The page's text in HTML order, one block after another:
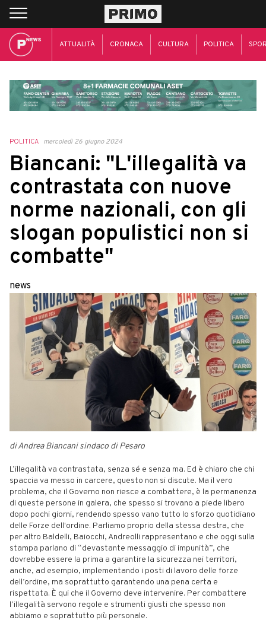
ATTUALITÀ CRONACA CULTURA POLITICA
POLITICA mercoledì 26 giugno 2024
Biancani: "L'illegalità va
contrastata con nuove
norme nazionali, con gli
slogan populistici non si
combatte"
news
di Andrea Biancani sindaco di Pesaro
L’illegalità va contrastata, senza sé e senza ma. Ed è chiaro che chi
spaccia va messo in carcere, questo non si discute. Ma il vero
problema, che il Governo non riesce a combattere, è la permanenza
di queste persone in galera, che spesso si trovano a piede libero
dopo pochi giorni, rendendo spesso vano tutto lo sforzo quotidiano
delle Forze dell'ordine. Parliamo proprio della stessa destra, che
per altro Baldelli, Baiocchi, Andreolli rappresentano e che oggi sulla
stampa parlano di “devastante messaggio di impunità”, che
dovrebbe essere la prima a garantire la sicurezza nei territori,
anche, ad esempio, implementando i posti di lavoro delle forze
dell’ordine, ma soprattutto garantendo una pena certa e
rispettata. È qui che il Governo deve intervenire. Per combattere
l’illegalità servono regole e strumenti giusti che spesso non
abbiamo e soprattutto più personale.